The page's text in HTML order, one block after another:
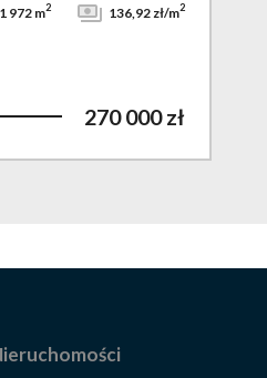
1 972 m2 136,92 zł/m2
270 000 zł